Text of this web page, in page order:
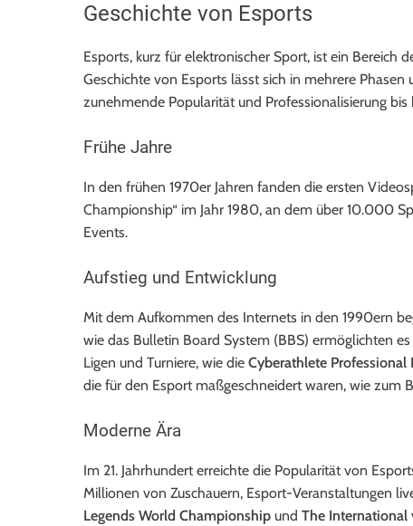
Geschichte von Esports
Esports, kurz für elektronischer Sport, ist ein Bereich
Geschichte von Esports lässt sich in mehrere
zunehmende Popularität und Professionalisierung
Frühe Jahre
In den frühen 1970er Jahren fanden die ersten
Championship“ im Jahr 1980, an dem über 10.000
Events.
Aufstieg und Entwicklung
Mit dem Aufkommen des Internets in den 1990ern
wie das Bulletin Board System (BBS) ermöglichten
Ligen und Turniere, wie die Cyberathlete Professional
die für den Esport maßgeschneidert waren, wie zum
Moderne Ära
Im 21. Jahrhundert erreichte die Popularität von
Millionen von Zuschauern, Esport-Veranstaltungen
Legends World Championship und The International